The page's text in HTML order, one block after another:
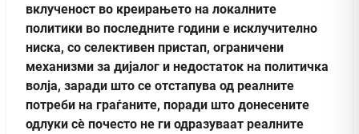
вклученост во креирањето на локалните
политики во последните години е исклучително
ниска, со селективен пристап, ограничени
механизми за дијалог и недостаток на политичка
волја, заради што се отстапува од реалните
потреби на граѓаните, поради што донесените
одлуки сè почесто не ги одразуваат реалните